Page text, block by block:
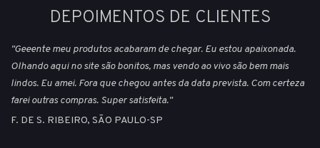
DEPOIMENTOS DE CLIENTES
"Geeente meu produtos acabaram de chegar. Eu estou apaixonada.
Olhando aqui no site são bonitos, mas vendo ao vivo são bem mais
lindos. Eu amei. Fora que chegou antes da data prevista. Com certeza
farei outras compras. Super satisfeita."
F. DE S. RIBEIRO, SÃO PAULO-SP